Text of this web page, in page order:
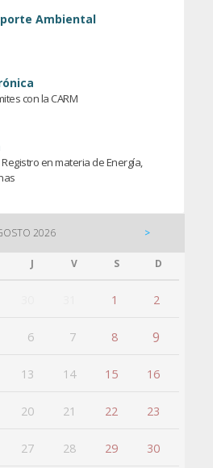
Ambiental
con la CARM
en materia de Energía,
2026 >
J V S D
1 2
6 7 8 9
13 14 15 16
20 21 22 23
27 28 29 30